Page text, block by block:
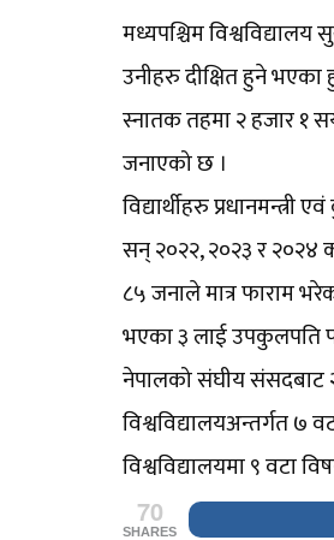
मध्यपश्चिम विश्वविद्यालय
उनीहरु दीक्षित हुने भएका
स्नातक तहमा २ हजार १ सय
जनाएको छ ।
विद्यार्थीहरु
सन् २०२२, २०२३ र २०२४
८५ जनाले मात्र फाराम
भएका ३ लाई उपकुलपति
नेपालको संघीय संसदबाट
विश्वविद्यालयअन्तर्गत ७
विश्वविद्यालयमा ९ वटा
70
SHARES